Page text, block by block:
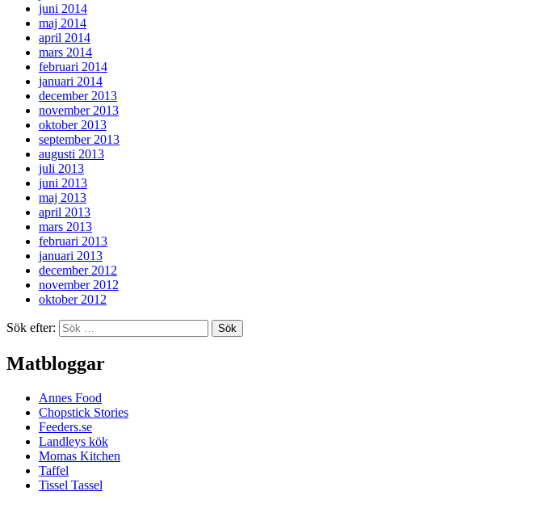
juni 2014
maj 2014
april 2014
mars 2014
februari 2014
januari 2014
december 2013
november 2013
oktober 2013
september 2013
augusti 2013
juli 2013
juni 2013
maj 2013
april 2013
mars 2013
februari 2013
januari 2013
december 2012
november 2012
oktober 2012
Sök efter:
Matbloggar
Annes Food
Chopstick Stories
Feeders.se
Landleys kök
Momas Kitchen
Taffel
Tissel Tassel